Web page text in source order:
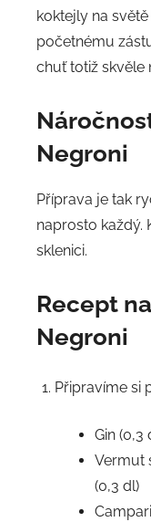
koktejly na
početnému
chuť totiž skvěle
Negroni
Příprava je tak
naprosto každý.
sklenici.
Recept
Negroni
Připravíme si
Gin (0,3
Vermut
(0,3 dl)